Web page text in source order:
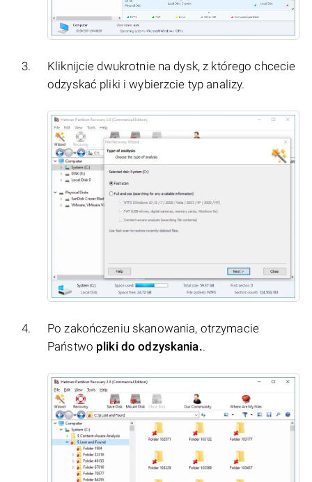
Kliknijcie dwukrotnie na dysk, z którego chcecie
odzyskać pliki i wybierzcie typ analizy.
Po zakończeniu skanowania, otrzymacie
Państwo pliki do odzyskania..